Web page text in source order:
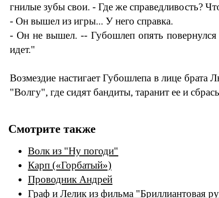
гнилые зубы свои. - Где же справедливость?
- Он вышел из игры... У него справка.
- Он не вышел. -- Губошлеп опять
идет."
Возмездие настигает Губошлепа в лице брата
"Волгу", где сидят бандиты, таранит ее и
Смотрите также
Волк из "Ну погоди"
Карп («Горбатый»)
Проводник Андрей
Граф и Лелик из фильма "Бриллиантовая